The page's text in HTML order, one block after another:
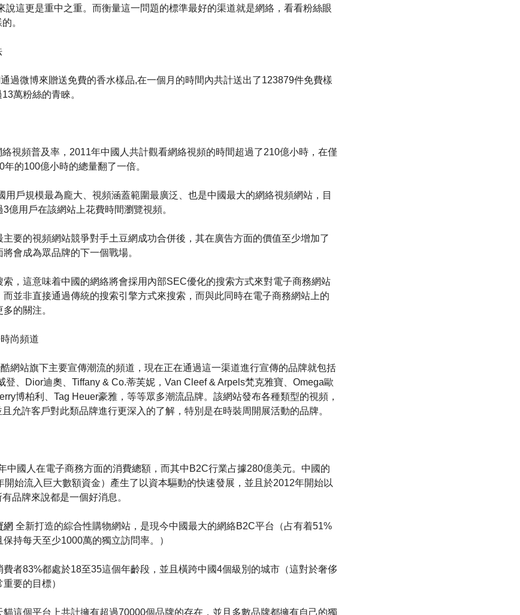
說這更是重中之重。而衡量這一問題的標準最好的渠道就是網絡，看看粉絲眼
。
過微博來贈送免費的香水樣品,在一個月的時間內共計送出了123879件免費樣
萬粉絲的青睞。
視頻普及率，2011年中國人共計觀看網絡視頻的時間超過了210億小時，在僅
的100億小時的總量翻了一倍。
用戶規模最為龐大、視頻涵蓋範圍最廣泛、也是中國最大的網絡視頻網站，目
億用戶在該網站上花費時間瀏覽視頻。
主要的視頻網站競爭對手土豆網成功合併後，其在廣告方面的價值至少增加了
會成為眾品牌的下一個戰場。
索，這意味着中國的網絡將會採用內部SEC優化的搜索方式來對電子商務網站
而並非直接通過傳統的搜索引擎方式來搜索，而與此同時在電子商務網站上的
的關注。
尚頻道
網站旗下主要宣傳潮流的頻道，現在正在通過這一渠道進行宣傳的品牌就包括
登、Dior迪奧、Tiffany & Co.蒂芙妮，Van Cleef & Arpels梵克雅寶、Omega歐
博柏利、Tag Heuer豪雅，等等眾多潮流品牌。該網站發布各種類型的視頻，
允許客戶對此類品牌進行更深入的了解，特別是在時裝周開展活動的品牌。
中國人在電子商務方面的消費總額，而其中B2C行業占據280億美元。中國的
開始流入巨大數額資金）產生了以資本驅動的快速發展，並且於2012年開始以
品牌來說都是一個好消息。
網 全新打造的綜合性購物網站，是現今中國最大的網絡B2C平台（占有着51%
持每天至少1000萬的獨立訪問率。）
費者83%都處於18至35這個年齡段，並且橫跨中國4個級別的城市（這對於奢侈
要的目標）
貓這個平台上共計擁有超過70000個品牌的存在，並且多數品牌都擁有自己的獨